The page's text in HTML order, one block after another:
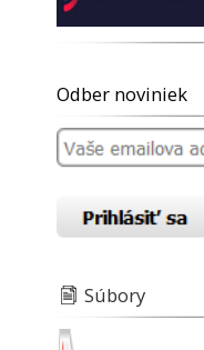
Odber noviniek
Súbory